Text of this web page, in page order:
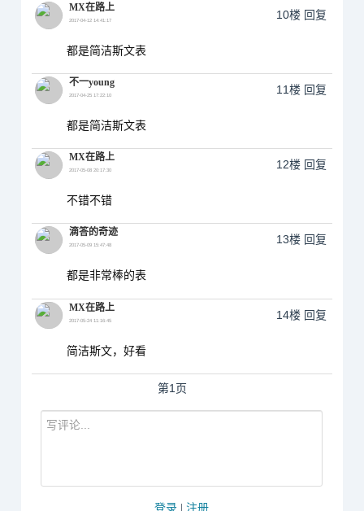
MX在路上
2017-04-12 14:41:17 10楼 回复
都是简洁斯文表
不一young
2017-04-25 17:22:10 11楼 回复
都是简洁斯文表
MX在路上
2017-05-08 20:17:30 12楼 回复
不错不错
滴答的奇迹
2017-05-09 15:47:48 13楼 回复
都是非常棒的表
MX在路上
2017-05-24 11:16:45 14楼 回复
简洁斯文，好看
第1页
登录 注册